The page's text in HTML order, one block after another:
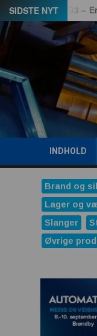
Spring
til
indhold
SIDSTE NYTG3 – En
INDHOLD
Brand og
Lager og
Slanger
Øvrige